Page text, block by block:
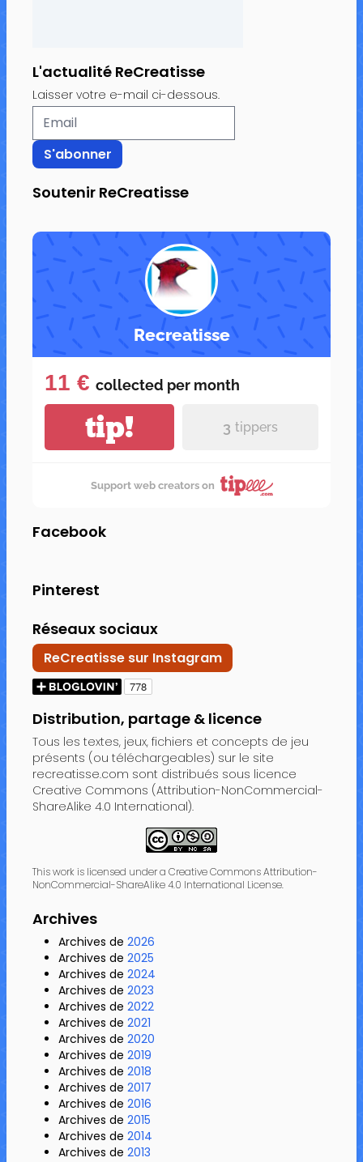
L'actualité ReCreatisse
Laisser votre e-mail ci-dessous.
Soutenir ReCreatisse
Recreatisse
11 € collected per month
tip! 3 tippers
Support web creators on
Facebook
Pinterest
Réseaux sociaux
ReCreatisse sur Instagram
Distribution, partage & licence
Tous les textes, jeux, fichiers et concepts de jeu
présents (ou téléchargeables) sur le site
recreatisse.com sont distribués sous licence
Creative Commons (Attribution-NonCommercial-
ShareAlike 4.0 International).
This work is licensed under a Creative Commons Attribution-
NonCommercial-ShareAlike 4.0 International License.
Archives
Archives de 2026
Archives de 2025
Archives de 2024
Archives de 2023
Archives de 2022
Archives de 2021
Archives de 2020
Archives de 2019
Archives de 2018
Archives de 2017
Archives de 2016
Archives de 2015
Archives de 2014
Archives de 2013